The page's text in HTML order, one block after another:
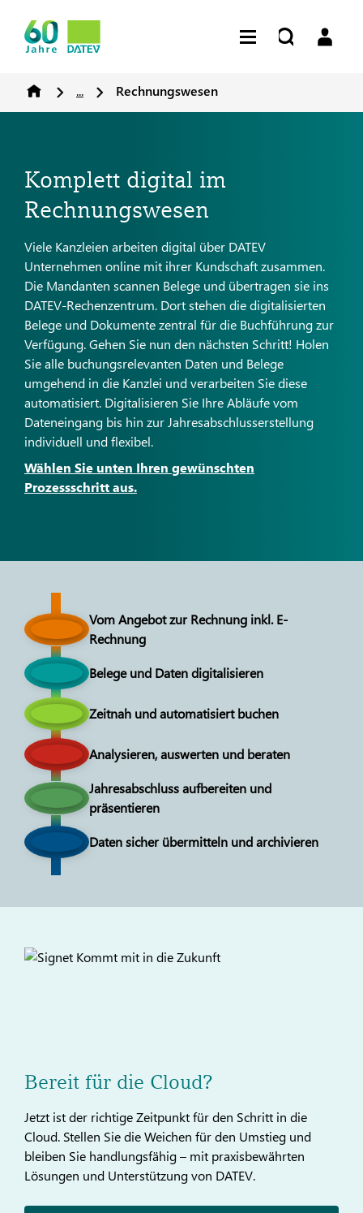
... Rechnungswesen
Komplett digital im
Rechnungswesen
Viele Kanzleien arbeiten digital über DATEV
Unternehmen online mit ihrer Kundschaft zusammen.
Die Mandanten scannen Belege und übertragen sie ins
DATEV-Rechenzentrum. Dort stehen die digitalisierten
Belege und Dokumente zentral für die Buchführung zur
Verfügung. Gehen Sie nun den nächsten Schritt! Holen
Sie alle buchungsrelevanten Daten und Belege
umgehend in die Kanzlei und verarbeiten Sie diese
automatisiert. Digitalisieren Sie Ihre Abläufe vom
Dateneingang bis hin zur Jahresabschlusserstellung
individuell und flexibel.
Wählen Sie unten Ihren gewünschten
Prozessschritt aus.
Vom Angebot zur Rechnung inkl. E-
Rechnung
Belege und Daten digitalisieren
Zeitnah und automatisiert buchen
Analysieren, auswerten und beraten
Jahresabschluss aufbereiten und
präsentieren
Daten sicher übermitteln und archivieren
Bereit für die Cloud?
Jetzt ist der richtige Zeitpunkt für den Schritt in die
Cloud. Stellen Sie die Weichen für den Umstieg und
bleiben Sie handlungsfähig – mit praxisbewährten
Lösungen und Unterstützung von DATEV.